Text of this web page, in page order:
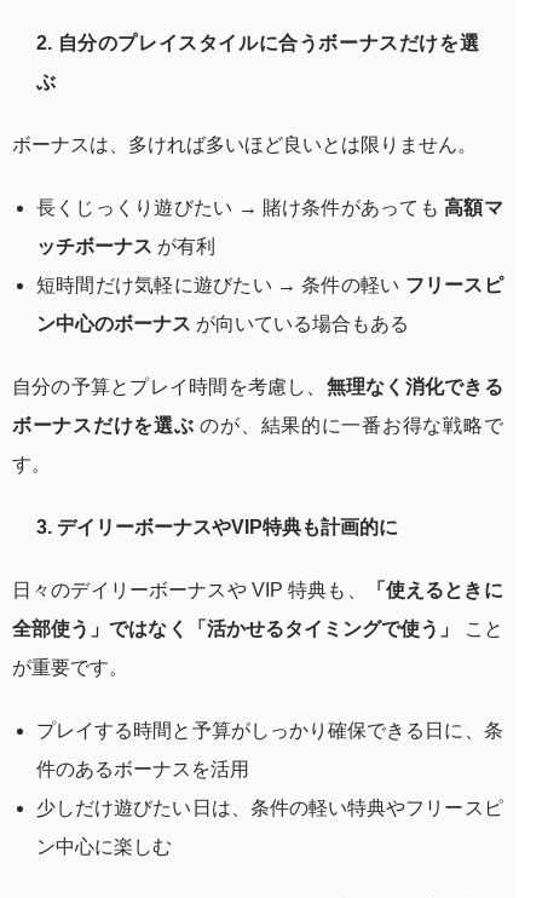
2. 自分のプレイスタイルに合うボーナスだけを選
ぶ
ボーナスは、多ければ多いほど良いとは限りません。
長くじっくり遊びたい → 賭け条件があっても高額マ
ッチボーナス が有利
短時間だけ気軽に遊びたい → 条件の軽い フリースピ
ン中心のボーナス が向いている場合もある
自分の予算とプレイ時間を考慮し、 無理なく消化できる
ボーナスだけを選ぶ のが、結果的に一番お得な戦略で
す。
3. デイリーボーナスやVIP特典も計画的に
日々のデイリーボーナスや VIP 特典も、
「使えるときに
全部使う」ではなく「活かせるタイミングで使う」
こと
が重要です。
プレイする時間と予算がしっかり確保できる日に、条
件のあるボーナスを活用
少しだけ遊びたい日は、条件の軽い特典やフリースピ
ン中心に楽しむ